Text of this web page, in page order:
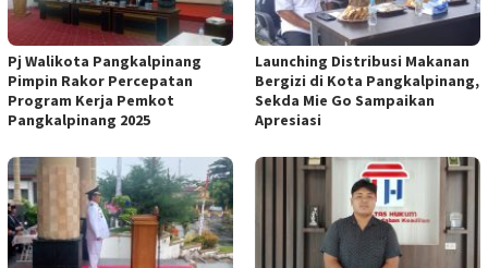
Pj Walikota Pangkalpinang
Pimpin Rakor Percepatan
Program Kerja Pemkot
Pangkalpinang 2025
Launching Distribusi Makanan
Bergizi di Kota Pangkalpinang,
Sekda Mie Go Sampaikan
Apresiasi